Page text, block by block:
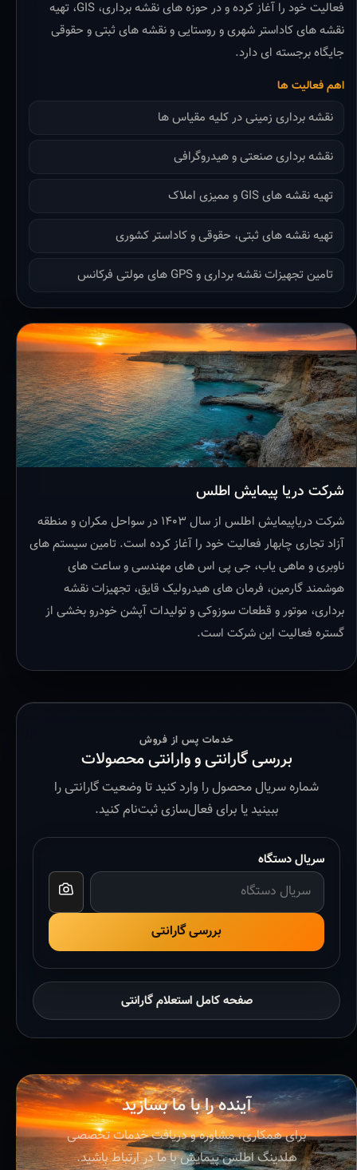
فعالیت خود را آغاز کرده و در حوزه های نقشه برداری، GIS، تهیه
نقشه های کاداستر شهری و روستایی و نقشه های ثبتی و حقوقی
جایگاه برجسته ای دارد.
اهم فعالیت ها
نقشه برداری زمینی در کلیه مقیاس ها
نقشه برداری صنعتی و هیدروگرافی
تهیه نقشه های GIS و ممیزی املاک
تهیه نقشه های ثبتی، حقوقی و کاداستر کشوری
تامین تجهیزات نقشه برداری و GPS های مولتی فرکانس
شرکت دریا پیمایش اطلس
شرکت دریاپیمایش اطلس از سال ۱۴۰۳ در سواحل مکران و منطقه
آزاد تجاری چابهار فعالیت خود را آغاز کرده است. تامین سیستم های
ناوبری و ماهی یاب، جی پی اس های مهندسی و ساعت های
هوشمند گارمین، فرمان های هیدرولیک قایق، تجهیزات نقشه
برداری، موتور و قطعات سوزوکی و تولیدات آپشن خودرو بخشی از
گستره فعالیت این شرکت است.
خدمات پس از فروش
بررسی گارانتی و وارانتی محصولات
شماره سریال محصول را وارد کنید تا وضعیت گارانتی را
ببینید یا برای فعال‌سازی ثبت‌نام کنید.
سریال دستگاه
بررسی گارانتی
صفحه کامل استعلام گارانتی
آینده را با ما بسازید
برای همکاری، مشاوره و دریافت خدمات تخصصی
هلدینگ اطلس پیمایش با ما در ارتباط باشید.